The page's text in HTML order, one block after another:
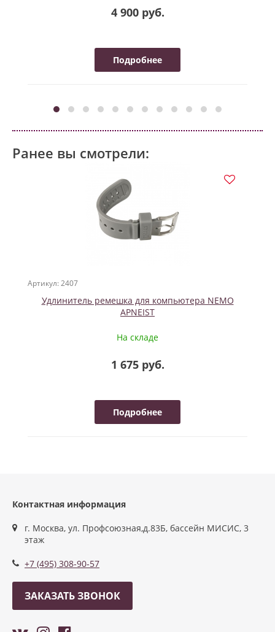
4 900 руб.
Подробнее
Ранее вы смотрели:
Артикул: 2407
Удлинитель ремешка для компьютера NEMO
APNEIST
На складе
1 675 руб.
Подробнее
Контактная информация
г. Москва, ул. Профсоюзная,д.83Б, бассейн МИСИС, 3
этаж
+7 (495) 308-90-57
ЗАКАЗАТЬ ЗВОНОК